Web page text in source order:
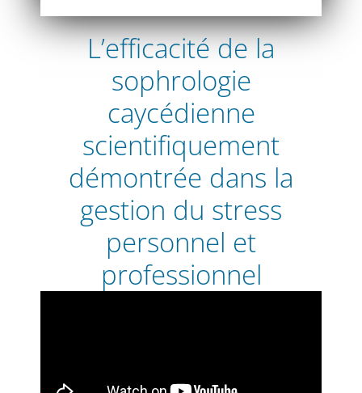
L’efficacité de la
sophrologie
caycédienne
scientifiquement
démontrée dans la
gestion du stress
personnel et
professionnel